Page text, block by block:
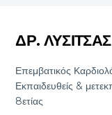
ΔΡ. ΛΥΣΙΤΣΑΣ
Επεμβατικός
Εκπαιδευθείς &
8ετίας